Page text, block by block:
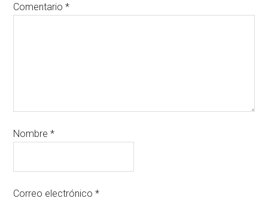
Comentario*
Nombre*
Correo electrónico*